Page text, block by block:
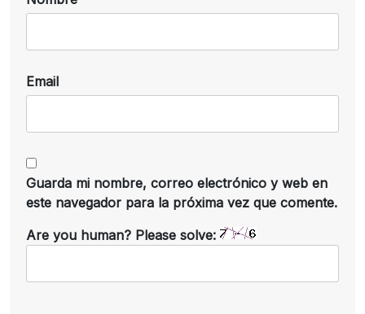
Email
Guarda mi nombre, correo electrónico y web en
este navegador para la próxima vez que comente.
Are you human? Please solve: